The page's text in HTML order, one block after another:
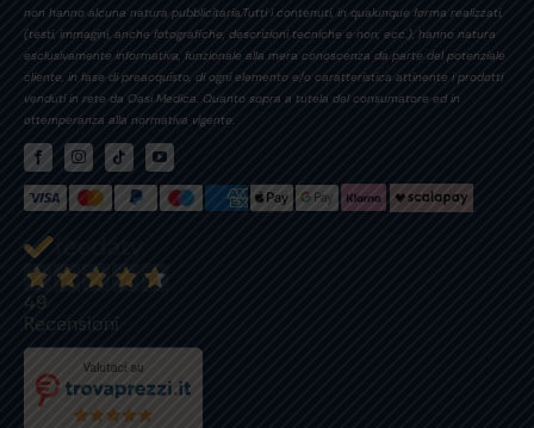
non hanno alcuna natura pubblicitaria.Tutti i contenuti, in qualunque forma realizzati,
(testi, immagini, anche fotografiche, descrizioni tecniche e non, ecc.), hanno natura
esclusivamente informativa, funzionale alla mera conoscenza da parte del potenziale
cliente, in fase di preacquisto, di ogni elemento e/o caratteristica attinente i prodotti
venduti in rete da Oasi Medica. Quanto sopra a tutela del consumatore ed in
ottemperanza alla normativa vigente.
49
Recensioni